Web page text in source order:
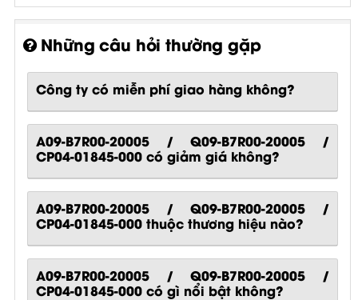
Những câu hỏi thường gặp
Công ty có miễn phí giao hàng không?
A09-B7R00-20005 / Q09-B7R00-20005 /
CP04-01845-000 có giảm giá không?
A09-B7R00-20005 / Q09-B7R00-20005 /
CP04-01845-000 thuộc thương hiệu nào?
A09-B7R00-20005 / Q09-B7R00-20005 /
CP04-01845-000có gì nổi bật không?